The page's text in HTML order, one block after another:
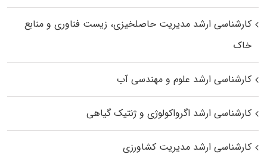
کارشناسی ارشد مدیریت حاصلخیزی، زیست فناوری و منابع
خاک
کارشناسی ارشد علوم و مهندسی آب
کارشناسی ارشد اگرواکولوژی و ژنتیک گیاهی
کارشناسی ارشد مدیریت کشاورزی